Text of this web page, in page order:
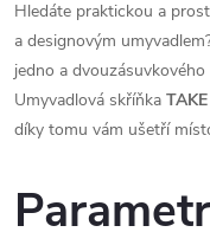
Hledáte praktickou a
a designovým
jedno a
Umyvadlová skříňka
díky tomu vám ušetří